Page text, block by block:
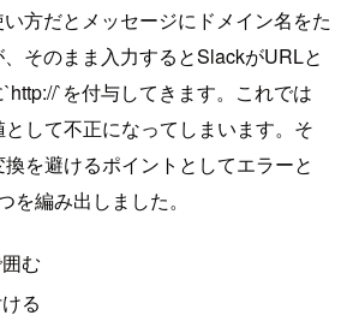
方だとメッセージにドメイン名をた
そのまま入力するとSlackがURLと
`を付与してきます。これでは
して不正になってしまいます。そ
を避けるポイントとしてエラーと
編み出しました。
む
る